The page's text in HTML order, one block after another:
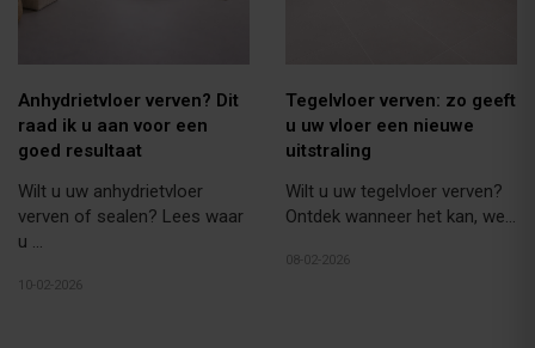
Anhydrietvloer verven? Dit
raad ik u aan voor een
goed resultaat
Wilt u uw anhydrietvloer
verven of sealen? Lees waar
u ...
10-02-2026
Tegelvloer verven: zo geeft
u uw vloer een nieuwe
uitstraling
Wilt u uw tegelvloer verven?
Ontdek wanneer het kan, we...
08-02-2026